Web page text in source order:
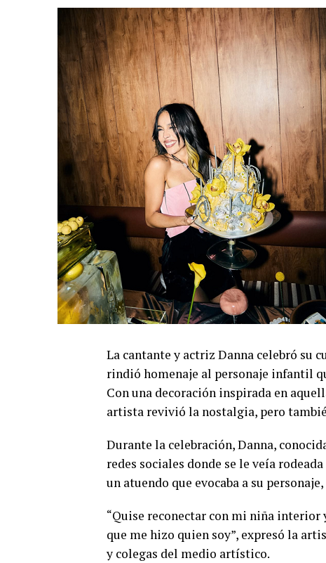
La cantante y actriz Danna celebró su
rindió homenaje al personaje infantil
Con una decoración inspirada en
artista revivió la nostalgia, pero
Durante la celebración, Danna,
redes sociales donde se le veía
un atuendo que evocaba a su
“Quise reconectar con mi niña interior
que me hizo quien soy”, expresó la
y colegas del medio artístico.